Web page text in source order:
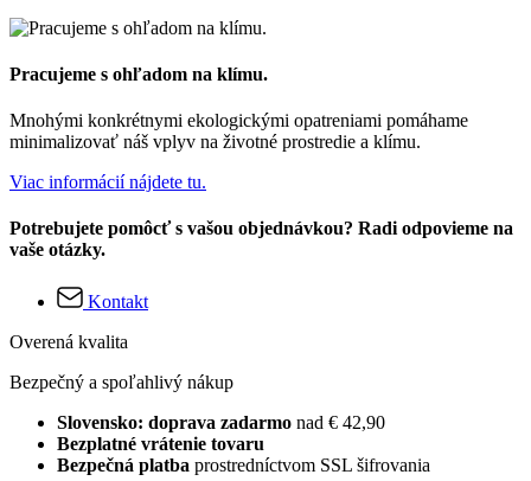
Pracujeme s ohľadom na klímu.
Mnohými konkrétnymi ekologickými opatreniami pomáhame
minimalizovať náš vplyv na životné prostredie a klímu.
Viac informácií nájdete tu.
Potrebujete pomôcť s vašou objednávkou? Radi odpovieme na
vaše otázky.
Kontakt
Overená kvalita
Bezpečný a spoľahlivý nákup
Slovensko: doprava zadarmo nad € 42,90
Bezplatné vrátenie tovaru
Bezpečná platba prostredníctvom SSL šifrovania